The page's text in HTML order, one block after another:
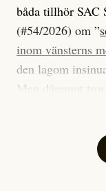
båda tillhör SAC
(#54/2026) om ”
inom vänsterns
den lagom
Men däremot
journalistik som
jaga inbördes